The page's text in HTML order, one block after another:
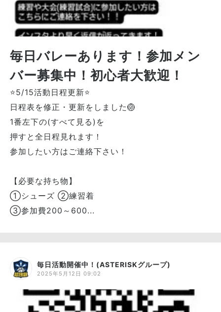
毎日バレーあります！参加メン
バー募集中！初心者大歓迎！
⭐5/15活動日程更新⭐
日程表を修正・更新をしました🏐
1番左下の(すべて見る)を
押すと全日程見れます！
参加したい方はご連絡下さい！
【必要な持ち物】
①シューズ ②練習着
③参加費200～600...
毎日活動開催中！(ASTERISKグループ)
2025年5月12日 09:02